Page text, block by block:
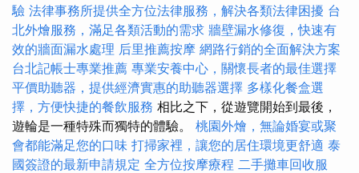
驗 法律事務所提供全方位法律服務，解決各類法律困擾 台
北外燴服務，滿足各類活動的需求 牆壁漏水修復，快速有
效的牆面漏水處理 后里推薦按摩 網路行銷的全面解決方案
台北記帳士專業推薦 專業安養中心，關懷長者的最佳選擇
平價助聽器，提供經濟實惠的助聽器選擇 多樣化餐盒選
擇，方便快捷的餐飲服務 相比之下，從遊覽開始到最後，
遊輪是一種特殊而獨特的體驗。 桃園外燴，無論婚宴或聚
會都能滿足您的口味 打掃家裡，讓您的居住環境更舒適 泰
國簽證的最新申請規定 全方位按摩療程 二手攤車回收服